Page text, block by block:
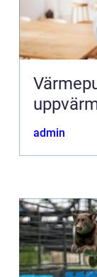
admin